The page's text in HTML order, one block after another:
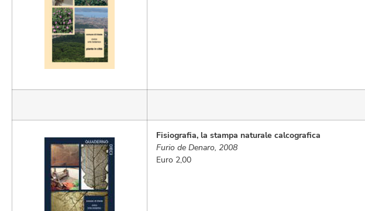
Fisiografia, la stampa naturale calcografica
Furio de Denaro, 2008
Euro 2,00